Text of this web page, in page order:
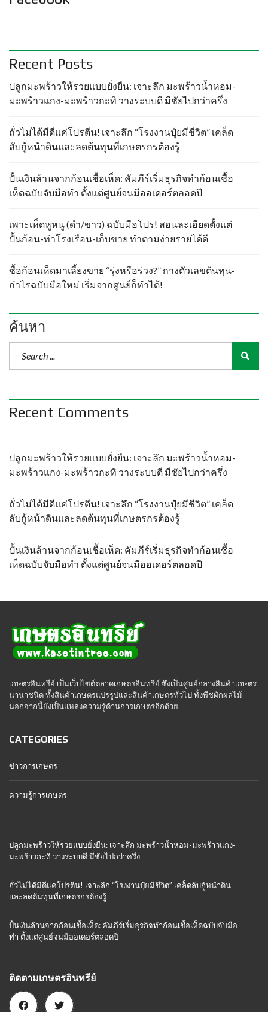
Recent Posts
ปลูกมะพร้าวให้รวยแบบยั่งยืน: เจาะลึก มะพร้าวน้ำหอม-
มะพร้าวแกง-มะพร้าวกะทิ วางระบบดี มีชัยไปกว่าครึ่ง
ถั่วไม่ได้มีดีแค่โปรตีน! เจาะลึก “โรงงานปุ๋ยมีชีวิต” เคล็ด
ลับกู้หน้าดินและลดต้นทุนที่เกษตรกรต้องรู้
ปั้นเงินล้านจากก้อนเชื้อเห็ด: คัมภีร์เริ่มธุรกิจทำก้อนเชื้อ
เห็ดฉบับจับมือทำ ตั้งแต่ศูนย์จนมีออเดอร์ตลอดปี
เพาะเห็ดหูหนู (ดำ/ขาว) ฉบับมือโปร! สอนละเอียดตั้งแต่
ปั้นก้อน-ทำโรงเรือน-เก็บขาย ทำตามง่ายรายได้ดี
ซื้อก้อนเห็ดมาเลี้ยงขาย “รุ่งหรือร่วง?” กางตัวเลขต้นทุน-
กำไรฉบับมือใหม่ เริ่มจากศูนย์ก็ทำได้!
ค้นหา
Recent Comments
ปลูกมะพร้าวให้รวยแบบยั่งยืน: เจาะลึก มะพร้าวน้ำหอม-
มะพร้าวแกง-มะพร้าวกะทิ วางระบบดี มีชัยไปกว่าครึ่ง
ถั่วไม่ได้มีดีแค่โปรตีน! เจาะลึก “โรงงานปุ๋ยมีชีวิต” เคล็ด
ลับกู้หน้าดินและลดต้นทุนที่เกษตรกรต้องรู้
ปั้นเงินล้านจากก้อนเชื้อเห็ด: คัมภีร์เริ่มธุรกิจทำก้อนเชื้อ
เห็ดฉบับจับมือทำ ตั้งแต่ศูนย์จนมีออเดอร์ตลอดปี
เกษตรอินทรีย์ เป็นเว็บไซต์ตลาดเกษตรอินทรีย์ ซึ่งเป็นศูนย์กลางสินค้าเกษตร
นานาชนิด ทั้งสินค้าเกษตรแปรรูปและสินค้าเกษตรทั่วไป ทั้งพืชผักผลไม้
นอกจากนี้ยังเป็นแหล่งความรู้ด้านการเกษตรอีกด้วย
CATEGORIES
ข่าวการเกษตร
ความรู้การเกษตร
ปลูกมะพร้าวให้รวยแบบยั่งยืน: เจาะลึก มะพร้าวน้ำหอม-มะพร้าวแกง-
มะพร้าวกะทิ วางระบบดี มีชัยไปกว่าครึ่ง
ถั่วไม่ได้มีดีแค่โปรตีน! เจาะลึก “โรงงานปุ๋ยมีชีวิต” เคล็ดลับกู้หน้าดิน
และลดต้นทุนที่เกษตรกรต้องรู้
ปั้นเงินล้านจากก้อนเชื้อเห็ด: คัมภีร์เริ่มธุรกิจทำก้อนเชื้อเห็ดฉบับจับมือ
ทำ ตั้งแต่ศูนย์จนมีออเดอร์ตลอดปี
ติดตามเกษตรอินทรีย์